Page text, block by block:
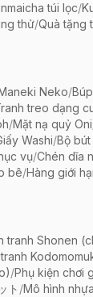
túi lọc/
thử/Quà tặng
Neko/
treo dạng
/Mặt nạ quỷ Oni
Washi/Bộ
vụ/Chén dĩa
bê/Hàng giới
tranh Shonen
/Phụ kiện chơi
ト /Mô hình nhựa